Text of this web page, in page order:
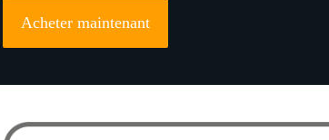
Acheter maintenant